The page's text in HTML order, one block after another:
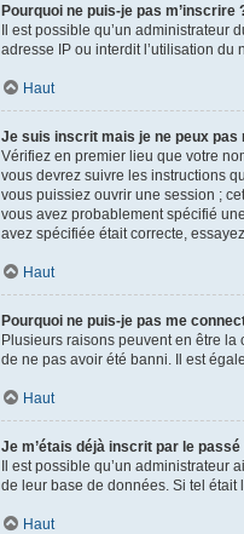
Pourquoi ne puis-je pas m’inscrire
Il est possible qu’un administrateur
adresse IP ou interdit l’utilisation du
Haut
Je suis inscrit mais je ne peux pas
Vérifiez en premier lieu que votre
vous devrez suivre les instructions
vous puissiez ouvrir une session ;
vous avez probablement spécifié
avez spécifiée était correcte,
Haut
Pourquoi ne puis-je pas me
Plusieurs raisons peuvent en être la
de ne pas avoir été banni. Il est
Haut
Je m’étais déjà inscrit par le
Il est possible qu’un administrateur
de leur base de données. Si tel était
Haut